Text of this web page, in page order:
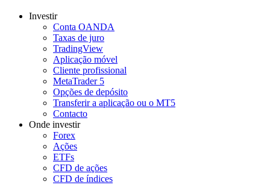
Investir
Conta OANDA
Taxas de juro
TradingView
Aplicação móvel
Cliente profissional
MetaTrader 5
Opções de depósito
Transferir a aplicação ou o MT5
Contacto
Onde investir
Forex
Ações
ETFs
CFD de ações
CFD de índices